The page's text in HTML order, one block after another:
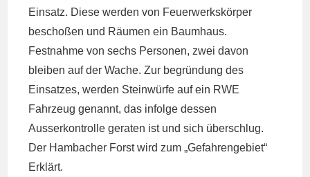
Einsatz. Diese werden von Feuerwerkskörper
beschoßen und Räumen ein Baumhaus.
Festnahme von sechs Personen, zwei davon
bleiben auf der Wache. Zur begründung des
Einsatzes, werden Steinwürfe auf ein RWE
Fahrzeug genannt, das infolge dessen
Ausserkontrolle geraten ist und sich überschlug.
Der Hambacher Forst wird zum „Gefahrengebiet“
Erklärt.